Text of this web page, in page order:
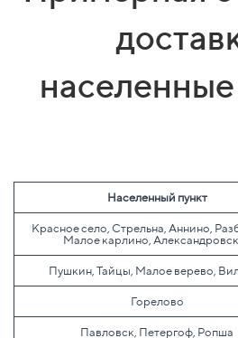
Населенный пункт
Красное село, Стрельна, Аннино,
Малое карлино,
Пушкин, Тайцы, Малое верево,
Горелово
Павловск, Петергоф, Ропша